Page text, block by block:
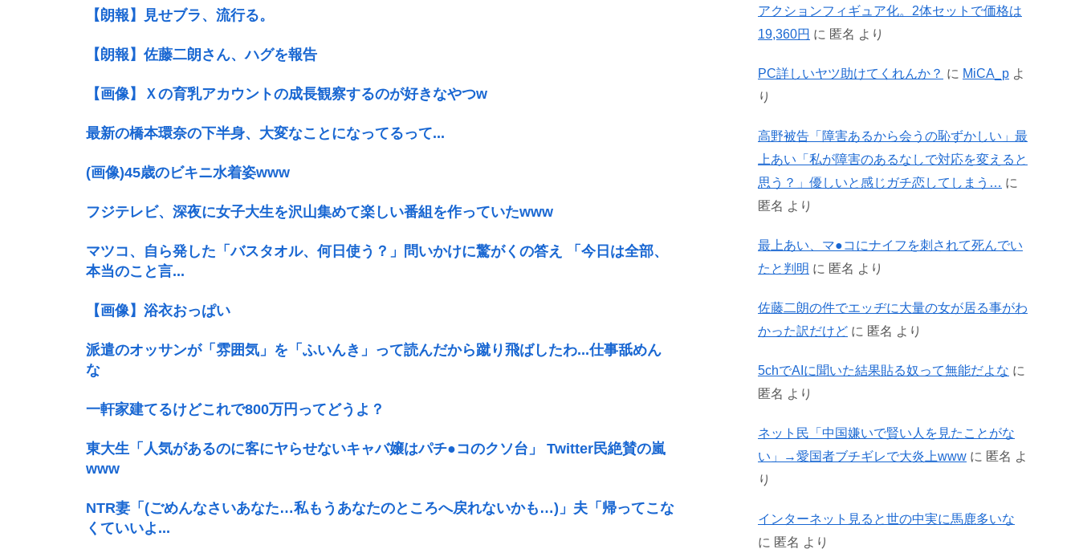
【朗報】見せブラ、流行る。
【朗報】佐藤二朗さん、ハグを報告
【画像】Ｘの育乳アカウントの成長観察するのが好きなやつw
最新の橋本環奈の下半身、大変なことになってるって...
(画像)45歳のビキニ水着姿www
フジテレビ、深夜に女子大生を沢山集めて楽しい番組を作っていたwww
マツコ、自ら発した「バスタオル、何日使う？」問いかけに驚がくの答え 「今日は全部、
本当のこと言...
【画像】浴衣おっぱい
派遣のオッサンが「雰囲気」を「ふいんき」って読んだから蹴り飛ばしたわ...仕事舐めん
な
一軒家建てるけどこれで800万円ってどうよ？
東大生「人気があるのに客にヤらせないキャバ嬢はパチ●コのクソ台」 Twitter民絶賛の嵐
www
NTR妻「(ごめんなさいあなた…私もうあなたのところへ戻れないかも…)」夫「帰ってこな
くていいよ...
アクションフィギュア化。2体セットで価格は
19,360円 に 匿名 より
PC詳しいヤツ助けてくれんか？ に MiCA_p よ
り
高野被告「障害あるから会うの恥ずかしい」最
上あい「私が障害のあるなしで対応を変えると
思う？」優しいと感じガチ恋してしまう…
に
匿名 より
最上あい、マ●コにナイフを刺されて死んでい
たと判明 に 匿名 より
佐藤二朗の件でエッヂに大量の女が居る事がわ
かった訳だけど に 匿名 より
5chでAIに聞いた結果貼る奴って無能だよな に
匿名 より
ネット民「中国嫌いで賢い人を見たことがな
い」→愛国者ブチギレで大炎上www に 匿名 よ
り
インターネット見ると世の中実に馬鹿多いな
に 匿名 より